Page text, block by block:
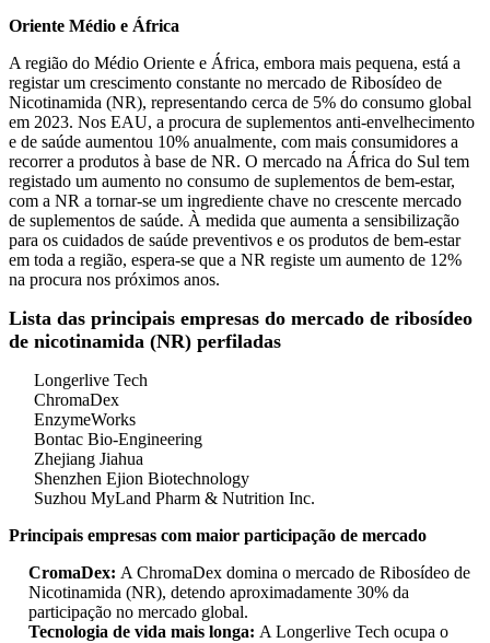
Oriente Médio e África
A região do Médio Oriente e África, embora mais pequena, está a
registar um crescimento constante no mercado de Ribosídeo de
Nicotinamida (NR), representando cerca de 5% do consumo global
em 2023. Nos EAU, a procura de suplementos anti-envelhecimento
e de saúde aumentou 10% anualmente, com mais consumidores a
recorrer a produtos à base de NR. O mercado na África do Sul tem
registado um aumento no consumo de suplementos de bem-estar,
com a NR a tornar-se um ingrediente chave no crescente mercado
de suplementos de saúde. À medida que aumenta a sensibilização
para os cuidados de saúde preventivos e os produtos de bem-estar
em toda a região, espera-se que a NR registe um aumento de 12%
na procura nos próximos anos.
Lista das principais empresas do mercado de ribosídeo
de nicotinamida (NR) perfiladas
Longerlive Tech
ChromaDex
EnzymeWorks
Bontac Bio-Engineering
Zhejiang Jiahua
Shenzhen Ejion Biotechnology
Suzhou MyLand Pharm & Nutrition Inc.
Principais empresas com maior participação de mercado
CromaDex: A ChromaDex domina o mercado de Ribosídeo de
Nicotinamida (NR), detendo aproximadamente 30% da
participação no mercado global.
Tecnologia de vida mais longa: A Longerlive Tech ocupa o